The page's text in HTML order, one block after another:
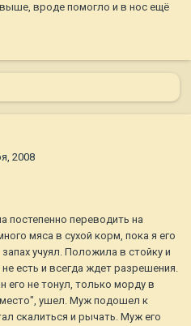
выше, вроде помогло и в нос ещё
2008
постепенно переводить на
мяса в сухой корм, пока я его
учуял. Положила в стойку и
есть и всегда ждет разрешения.
не тонул, только морду в
место", ушел. Муж подошел к
скалиться и рычать. Муж его